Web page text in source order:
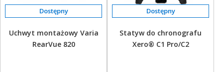
Uchwyt montażowy Varia
RearVue 820
Statyw do chronografu
Xero® C1 Pro/C2